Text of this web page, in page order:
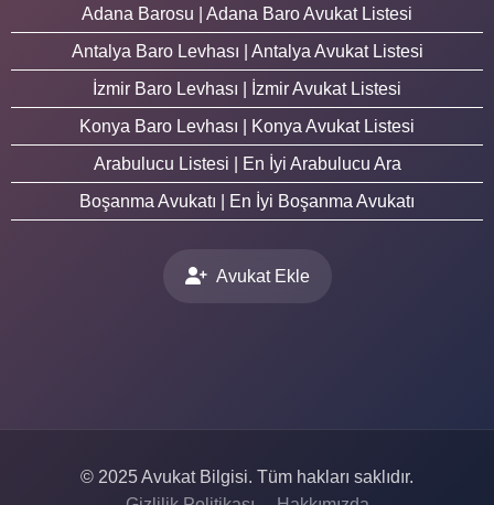
Adana Barosu | Adana Baro Avukat Listesi
Antalya Baro Levhası | Antalya Avukat Listesi
İzmir Baro Levhası | İzmir Avukat Listesi
Konya Baro Levhası | Konya Avukat Listesi
Arabulucu Listesi | En İyi Arabulucu Ara
Boşanma Avukatı | En İyi Boşanma Avukatı
Avukat Ekle
© 2025 Avukat Bilgisi. Tüm hakları saklıdır.